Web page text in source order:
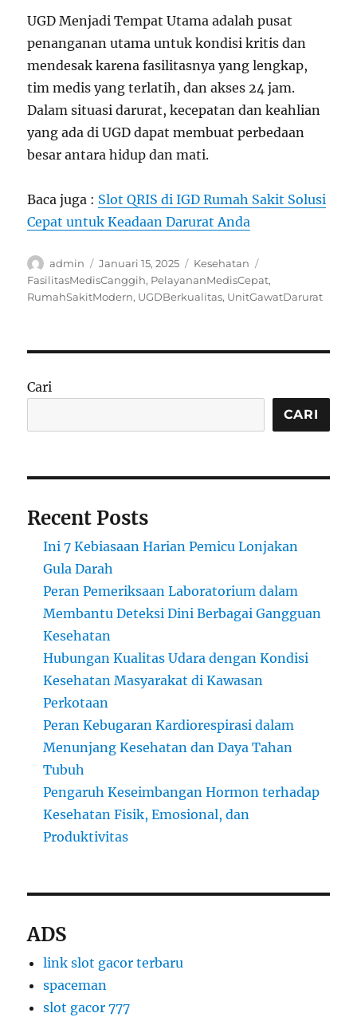
UGD Menjadi Tempat Utama adalah pusat
penanganan utama untuk kondisi kritis dan
mendesak karena fasilitasnya yang lengkap,
tim medis yang terlatih, dan akses 24 jam.
Dalam situasi darurat, kecepatan dan keahlian
yang ada di UGD dapat membuat perbedaan
besar antara hidup dan mati.
Baca juga : Slot QRIS di IGD Rumah Sakit Solusi
Cepat untuk Keadaan Darurat Anda
Author
admin
Posted
on
Januari 15, 2025 Categories
Kesehatan
FasilitasMedisCanggih, PelayananMedisCepat,
RumahSakitModern, UGDBerkualitas, UnitGawatDarurat
Cari
CARI
Recent Posts
Ini 7 Kebiasaan Harian Pemicu Lonjakan
Gula Darah
Peran Pemeriksaan Laboratorium dalam
Membantu Deteksi Dini Berbagai Gangguan
Kesehatan
Hubungan Kualitas Udara dengan Kondisi
Kesehatan Masyarakat di Kawasan
Perkotaan
Peran Kebugaran Kardiorespirasi dalam
Menunjang Kesehatan dan Daya Tahan
Tubuh
Pengaruh Keseimbangan Hormon terhadap
Kesehatan Fisik, Emosional, dan
Produktivitas
ADS
link slot gacor terbaru
spaceman
slot gacor 777